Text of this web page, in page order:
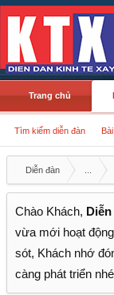
Trang chủ
Tìm kiếm diễn đàn
Diễn đàn
Chào Khách,
vừa mới hoạt
sót, Khách nhớ
càng phát triển